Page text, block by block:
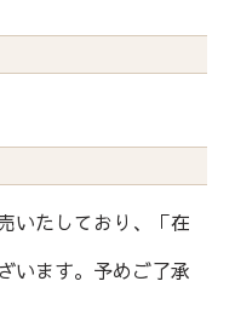
いたしており、「在
います。予めご了承